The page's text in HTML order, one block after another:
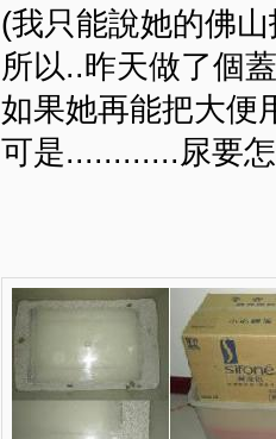
(我只能說她的佛
所以..昨天做了個
如果她再能把大便
可是............尿要